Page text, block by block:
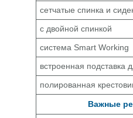
сетчатые спинка и
с двойной спинкой
система Smart Working
встроенная подставка
полированная
Важные